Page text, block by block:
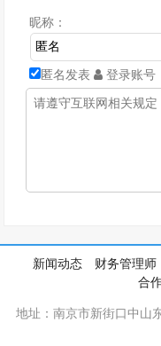
昵称：
匿名发表 登录账号
新闻动态 财务管理师
合
地址：南京市新街口中山